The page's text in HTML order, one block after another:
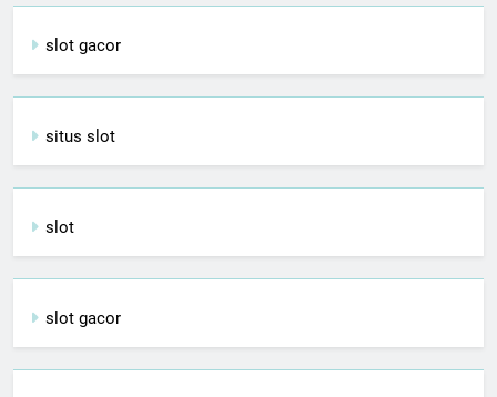
slot gacor
situs slot
slot
slot gacor